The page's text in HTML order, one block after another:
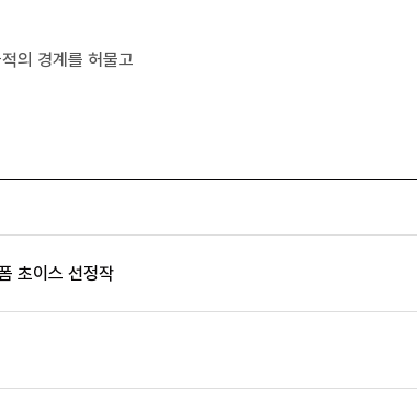
의 경계를 허물고
초이스 선정작